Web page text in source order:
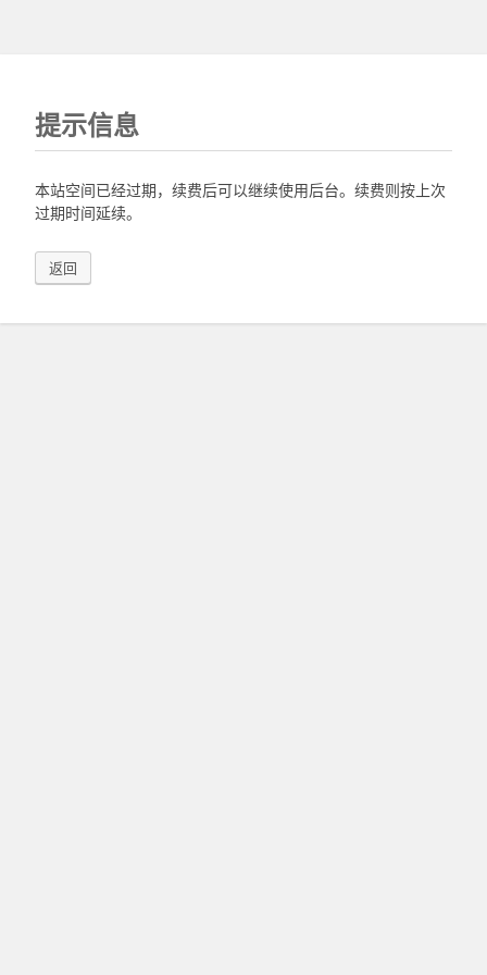
提示信息
本站空间已经过期，续费后可以继续使用后台。续费则按上次
过期时间延续。
返回